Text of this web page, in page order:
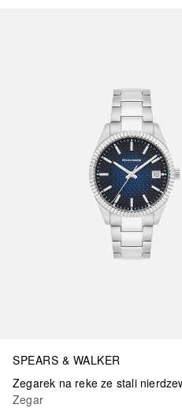
SPEARS & WALKER
Zegar